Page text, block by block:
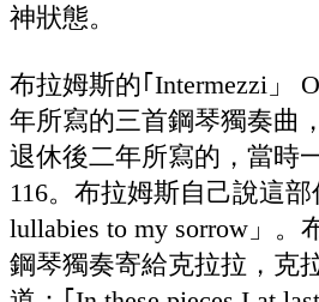
神狀態。
布拉姆斯的｢Intermezzi」
年所寫的三首鋼琴獨奏曲
退休後二年所寫的，當時
116。布拉姆斯自己說這部
lullabies to my sorrow」。
鋼琴獨奏寄給克拉拉，克